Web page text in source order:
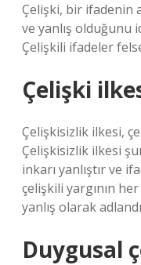
Çelişki, bir ifadenin
ve yanlış olduğunu
Çelişkili ifadeler
Çelişki
Çelişkisizlik ilkesi,
Çelişkisizlik ilkesi
inkarı yanlıştır ve
çelişkili yargının
yanlış olarak
Duygusal